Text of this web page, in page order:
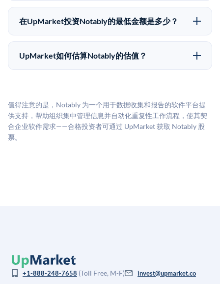
为FINRA注册的经纪交易商促成这些交易，代表双方处
理合规、文件和结算事宜。
Pre-IPO持股主要有两种退出途径：在二级市场将股份出
售给其他买家，或持有直到公司完成IPO或被收购。两
市场条件。任何退出的时间都是不可预测的，投资者应
做好多年持有的准备。
在UpMarket投资Notably的最低金额是多少？
UpMarket上大多数Pre-IPO产品的最低投资金额为
50,000美元。具体金额可能因产品和股份供应情况而有
UpMarket如何估算Notably的估值？
司可比倍数应用私有公司折扣，以反映流动性不足和信
息不对称。此估值不构成投资建议，可能与实际交易价
值得注意的是，Notably 为一个用于数据收集和报告的软件平台提
供支持，帮助组织集中管理信息并自动化重复性工作流程，使其契
合企业软件需求——合格投资者可通过 UpMarket 获取 Notably 股
票。
+1-888-248-7658 (Toll Free, M-F) invest@upmarket.co